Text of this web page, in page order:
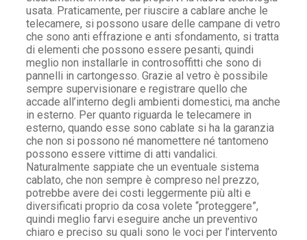
usata. Praticamente, per riuscire a cablare anche le
telecamere, si possono usare delle campane di vetro
che sono anti effrazione e anti sfondamento, si tratta
di elementi che possono essere pesanti, quindi
meglio non installarle in controsoffitti che sono di
pannelli in cartongesso. Grazie al vetro è possibile
sempre supervisionare e registrare quello che
accade all’interno degli ambienti domestici, ma anche
in esterno. Per quanto riguarda le telecamere in
esterno, quando esse sono cablate si ha la garanzia
che non si possono né manomettere né tantomeno
possono essere vittime di atti vandalici.
Naturalmente sappiate che un eventuale sistema
cablato, che non sempre è compreso nel prezzo,
potrebbe avere dei costi leggermente più alti e
diversificati proprio da cosa volete “proteggere”,
quindi meglio farvi eseguire anche un preventivo
chiaro e preciso su quali sono le voci per l’intervento